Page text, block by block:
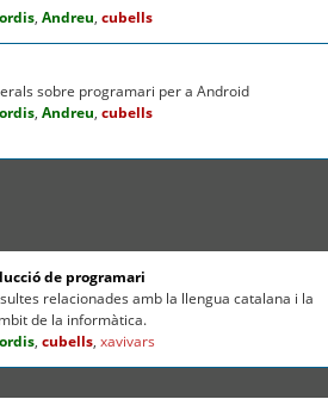
,Andreu,cubells
sobre programari per a Android
,Andreu,cubells
de programari
relacionades amb la llengua catalana i la
de la informàtica.
,cubells,xavivars